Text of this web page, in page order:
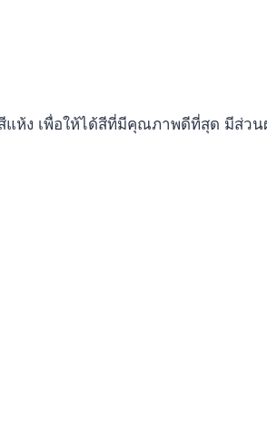
แห้ง เพื่อให้ได้สีที่มีคุณภาพดีที่สุด มีส่ว